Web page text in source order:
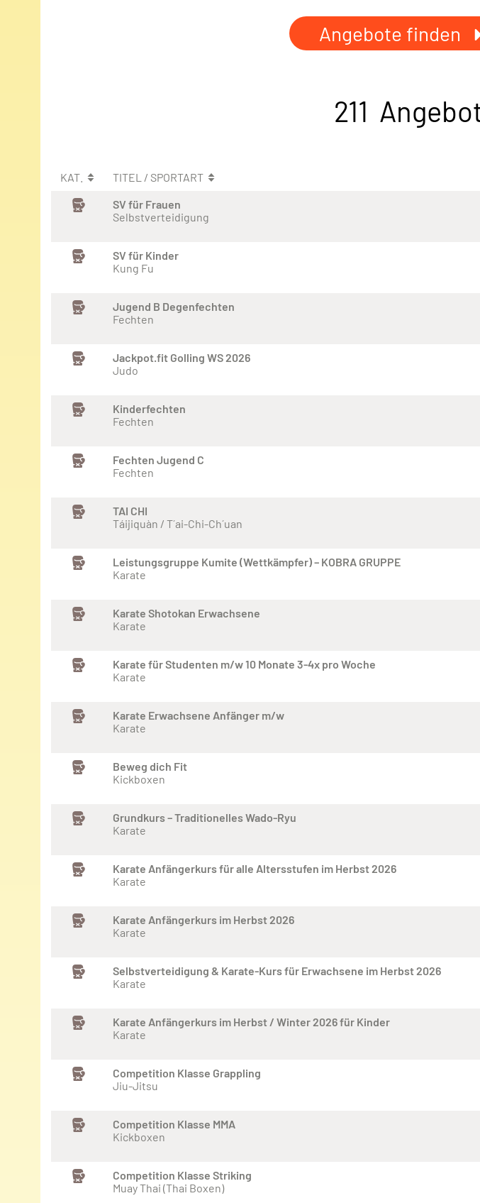
Angebote finden
211
KAT. TITEL / SPORTART
SV für Frauen
Selbstverteidigung
SV für Kinder
Kung Fu
Jugend B Degenfechten
Fechten
Jackpot.fit Golling WS 2026
Judo
Kinderfechten
Fechten
Fechten Jugend C
Fechten
TAI CHI
Táijiquàn / T´ai-Chi-Ch´uan
Leistungsgruppe Kumite (Wettkämpfer) – KOBRA GRUPPE
Karate
Karate Shotokan Erwachsene
Karate
Karate für Studenten m/w 10 Monate 3-4x pro Woche
Karate
Karate Erwachsene Anfänger m/w
Karate
Beweg dich Fit
Kickboxen
Grundkurs – Traditionelles Wado-Ryu
Karate
Karate Anfängerkurs für alle Altersstufen im Herbst 2026
Karate
Karate Anfängerkurs im Herbst 2026
Karate
Selbstverteidigung & Karate-Kurs für Erwachsene im Herbst 2026
Karate
Karate Anfängerkurs im Herbst / Winter 2026 für Kinder
Karate
Competition Klasse Grappling
Jiu-Jitsu
Competition Klasse MMA
Kickboxen
Competition Klasse Striking
Muay Thai (Thai Boxen)